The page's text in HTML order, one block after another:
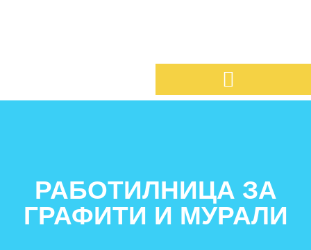
РАБОТИЛНИЦА ЗА
ГРАФИТИ И МУРАЛИ